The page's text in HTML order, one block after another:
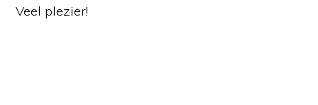
Veel plezier!